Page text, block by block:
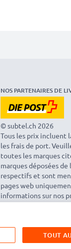
NOS PARTENAIRES DE
© subtel.ch 2026
Tous les prix incluent
les frais de port.
toutes les marques
marques déposées
respectifs et sont
pages web
informations sur nos
TOUT